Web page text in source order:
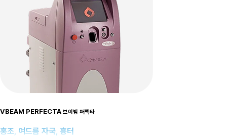
VBEAM PERFECTA 브이빔 퍼펙타
홍조, 여드름 자국, 흉터